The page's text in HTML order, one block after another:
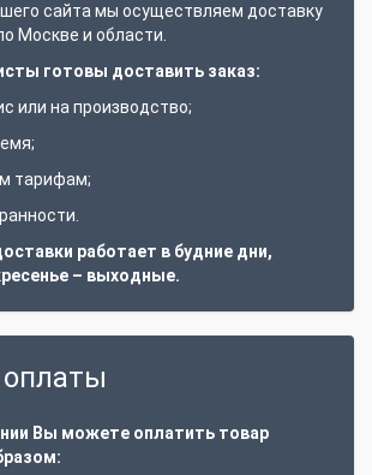
сайта мы осуществляем доставку
Москве и области.
готовы доставить заказ:
или на производство;
тарифам;
работает в будние дни,
– выходные.
Вы можете оплатить товар